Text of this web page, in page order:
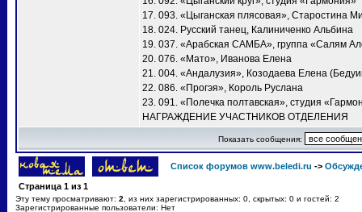
17. 093. «Цыганская плясовая», Старостина
18. 024. Русский танец, Калиниченко Альбина
19. 037. «Арабская САМБА», группа «Салям
20. 076. «Мато», Иванова Елена
21. 004. «Андалузия», Козодаева Елена
22. 086. «Прогэя», Король Руслана
23. 091. «Полечка полтавская», студия
НАГРАЖДЕНИЕ УЧАСТНИКОВ ОТДЕЛЕНИЯ
Показать сообщения:
Список форумов www.beledi.ru ->
Страница 1 из 1
Эту тему просматривают: 2 , из них зарегистрированных: 0, скрытых: 0 и гостей: 2
Зарегистрированные пользователи: Нет